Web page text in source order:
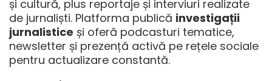
și cultură, plus reportaje și interviuri realizate
de jurnaliști. Platforma publică investigații
jurnalistice și oferă podcasturi tematice,
newsletter și prezență activă pe rețele sociale
pentru actualizare constantă.